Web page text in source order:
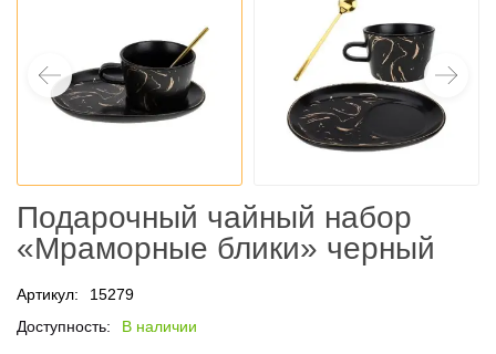
Подарочный чайный набор
«Мраморные блики» черный
Артикул:
15279
Доступность:
В наличии